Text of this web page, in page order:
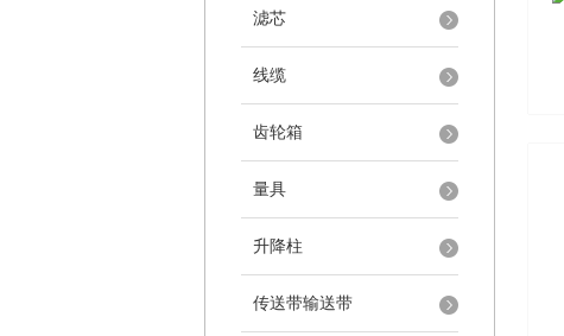
滤芯
线缆
齿轮箱
量具
升降柱
传送带输送带